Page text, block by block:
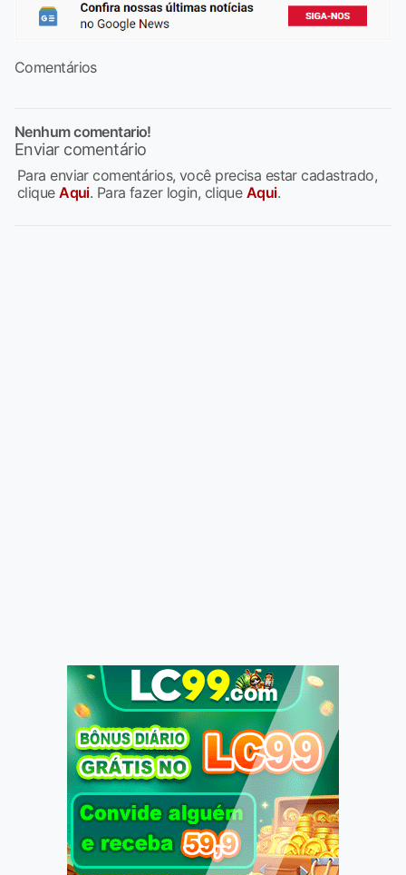
Comentários
Nenhum comentario!
Enviar comentário
Para enviar comentários, você precisa estar cadastrado,
cliqueAqui. Para fazer login, clique Aqui.